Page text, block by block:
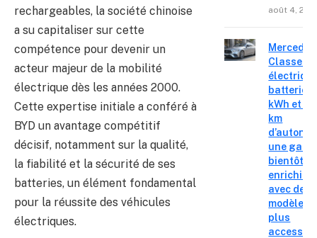
rechargeables, la société chinoise
a su capitaliser sur cette
compétence pour devenir un
acteur majeur de la mobilité
électrique dès les années 2000.
Cette expertise initiale a conféré à
BYD un avantage compétitif
décisif, notamment sur la qualité,
la fiabilité et la sécurité de ses
batteries, un élément fondamental
pour la réussite des véhicules
électriques.
août 4,
Mercedes
Classe C
batterie
kWh et
km
une
bientôt
enrichie
avec des
modèles
plus